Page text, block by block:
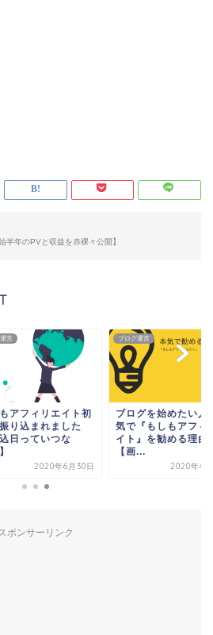
半年のPVと収益を赤裸々公開】
営
アフィリエイト初
り込まれました
込日っていつな
2020年6月30日
ブログ運営
ブログを始めたい人
気で『もしもアフィ
イト』を勧める理由
【画...
2020年4
ポンサーリンク